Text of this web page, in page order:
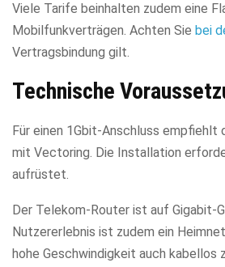
Viele Tarife beinhalten zudem eine
Mobilfunkverträgen. Achten Sie bei
Vertragsbindung gilt.
Technische
Für einen 1Gbit-Anschluss
mit Vectoring. Die Installation
aufrüstet.
Der Telekom-Router ist auf Gigabit-
Nutzererlebnis ist zudem ein
hohe Geschwindigkeit auch kabellos